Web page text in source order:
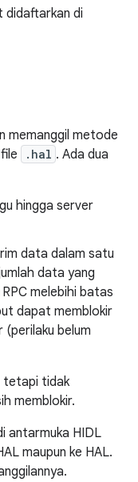
didaftarkan di
memanggil metode
.hal . Ada dua
hingga server
data dalam satu
data yang
melebihi batas
dapat memblokir
(perilaku belum
tetapi tidak
memblokir.
antarmuka HIDL
maupun ke HAL.